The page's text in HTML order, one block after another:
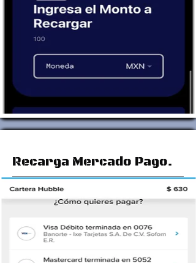
Recarga Mercado Pago.